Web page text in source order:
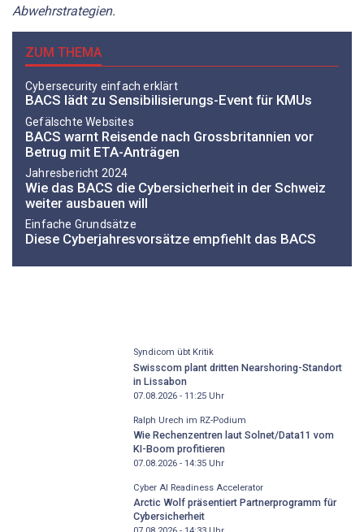
Abwehrstrategien.
ZUM THEMA
Cybersecurity einfach erklärt
BACS lädt zu Sensibilisierungs-Event für KMUs
Gefälschte Websites
BACS warnt Reisende nach Grossbritannien vor
Betrug mit ETA-Anträgen
Jahresbericht 2024
Wie das BACS die Cybersicherheit in der Schweiz
weiter ausbauen will
Einfache Grundsätze
Diese Cyberjahresvorsätze empfiehlt das BACS
Syndicom übt Kritik
Swisscom plant dritten Nearshoring-Standort
in Lissabon
07.08.2026 - 11:25Uhr
Ralph Urech im RZ-Podium
Wie Rechenzentren laut Solnet/Data11 vom
KI-Boom profitieren
07.08.2026 - 14:35Uhr
Cyber AI Readiness Accelerator
Arctic Wolf präsentiert Partnerprogramm für
Cybersicherheit